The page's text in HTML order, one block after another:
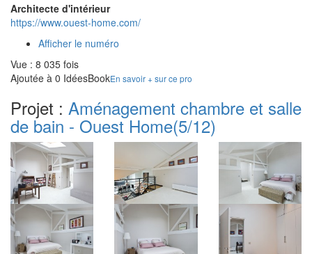
Architecte d'intérieur
https://www.ouest-home.com/
Afficher le numéro
Vue : 8 035 fois
Ajoutée à 0 IdéesBookEn savoir + sur ce pro
Projet : Aménagement chambre et salle
de bain - Ouest Home(5/12)